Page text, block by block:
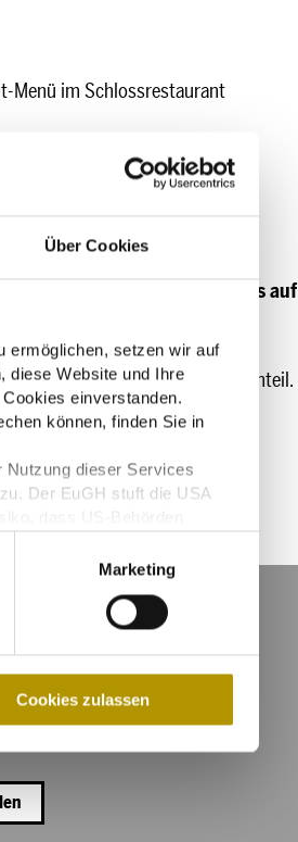
Über Cookies
ermöglichen, setzen wir auf
diese Website und Ihre
einverstanden.
können, finden Sie in
Nutzung dieser Services
Der EuGH stuft die USA
Marketing
Cookies zulassen
Menü im Schlossrestaurant
erfragen. Wir freuen uns auf
6% auf den Übernachtungsanteil.